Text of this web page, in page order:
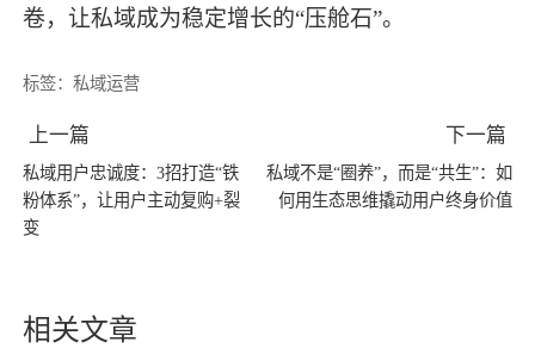
卷，让私域成为稳定增长的“压舱石”。
标签：私域运营
上一篇
私域用户忠诚度：3招打造“铁
粉体系”，让用户主动复购+裂
变
下一篇
私域不是“圈养”，而是“共生”：如
何用生态思维撬动用户终身价值
相关文章